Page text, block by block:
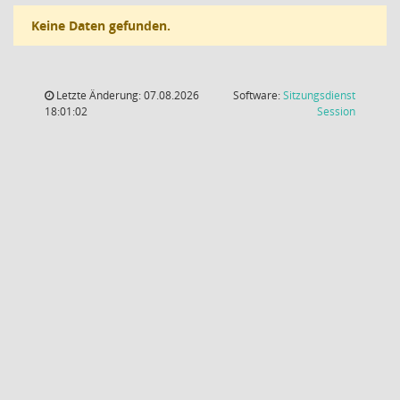
Keine Daten gefunden.
Letzte Änderung: 07.08.2026
18:01:02
Software:Sitzungsdienst
Session(Wird in